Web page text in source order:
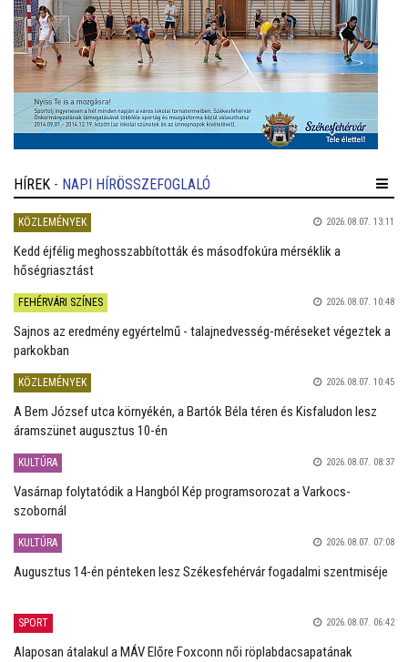
HÍREK - NAPI HÍRÖSSZEFOGLALÓ
KÖZLEMÉNYEK 2026.08.07. 13:11
Kedd éjfélig meghosszabbították és másodfokúra mérséklik a
hőségriasztást
FEHÉRVÁRI SZÍNES 2026.08.07. 10:48
Sajnos az eredmény egyértelmű - talajnedvesség-méréseket végeztek a
parkokban
KÖZLEMÉNYEK 2026.08.07. 10:45
A Bem József utca környékén, a Bartók Béla téren és Kisfaludon lesz
áramszünet augusztus 10-én
KULTÚRA 2026.08.07. 08:37
Vasárnap folytatódik a Hangból Kép programsorozat a Varkocs-
szobornál
KULTÚRA 2026.08.07. 07:08
Augusztus 14-én pénteken lesz Székesfehérvár fogadalmi szentmiséje
SPORT 2026.08.07. 06:42
Alaposan átalakul a MÁV Előre Foxconn női röplabdacsapatának